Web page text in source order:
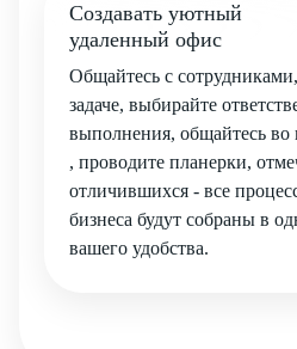
Создавать уютный
удаленный офис
Общайтесь с
задаче, выбирайте
выполнения, общайтесь во
, проводите планерки,
отличившихся - все
бизнеса будут собраны в
вашего удобства.